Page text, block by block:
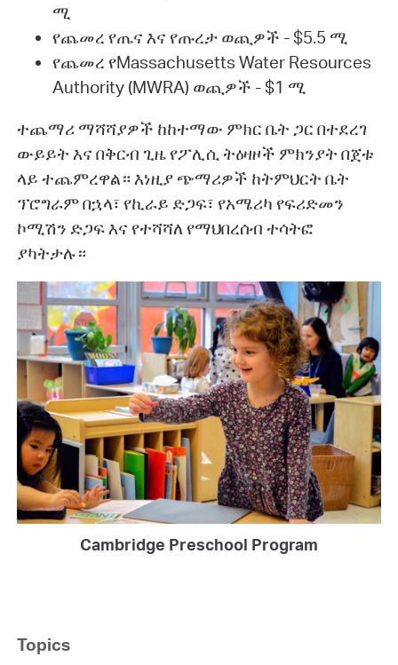
ሚ
የጨመረ የጤና እና የጡረታ ወጪዎች - $5.5 ሚ
የጨመረ የMassachusetts Water Resources
Authority (MWRA) ወጪዎች - $1 ሚ
ተጨማሪ ማሻሻያዎች ከከተማው ምክር ቤት ጋር በተደረገ
ውይይት እና በቅርብ ጊዜ የፖሊሲ ትዕዛዞች ምክንያት በጀቱ
ላይ ተጨምረዋል። እነዚያ ጭማሪዎች ከትምህርት ቤት
ፕሮግራም በኋላ፣ የኪራይ ድጋፍ፣ የአሜሪካ የፍሪድመን
ኮሚሽን ድጋፍ እና የተሻሻለ የማህበረሰብ ተሳትፎ
ያካትታሉ።
Cambridge Preschool Program
Topics